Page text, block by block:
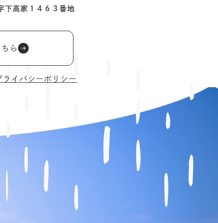
下高家１４６３番地
ちら
ライバシーポリシー